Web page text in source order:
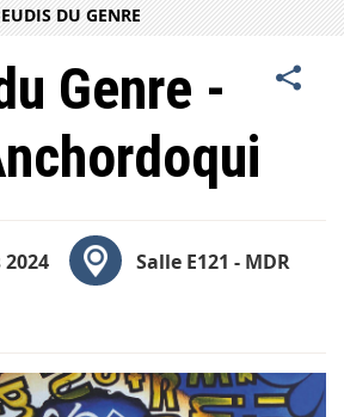
DU GENRE
Genre -
Salle E121 - MDR